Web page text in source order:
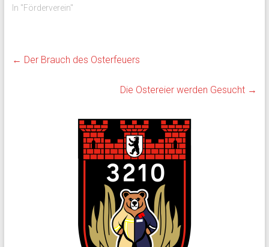
In "Förderverein"
← Der Brauch des Osterfeuers
Die Ostereier werden Gesucht →